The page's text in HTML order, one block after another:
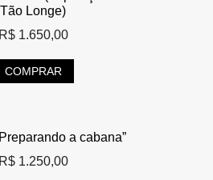
Tão Longe)
R$1.650,00
COMPRAR
a cabana”
R$1.250,00